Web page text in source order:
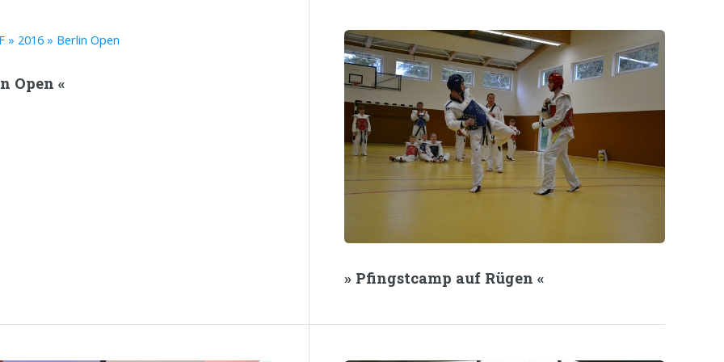
Open «
» Pfingstcamp auf Rügen «